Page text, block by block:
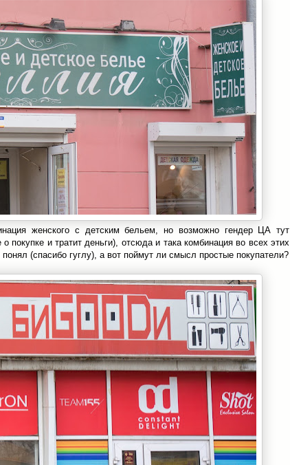
женского с детским бельем, но возможно гендер ЦА тут
покупке и тратит деньги), отсюда и така комбинация во всех этих
(спасибо гуглу), а вот поймут ли смысл простые покупатели?